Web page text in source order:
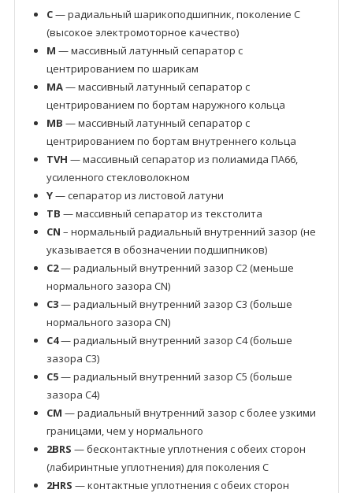
C— радиальный шарикоподшипник, поколение C
(высокое электромоторное качество)
M — массивный латунный сепаратор с
центрированием по шарикам
MA— массивный латунный сепаратор с
центрированием по бортам наружного кольца
MB — массивный латунный сепаратор с
центрированием по бортам внутреннего кольца
TVH — массивный сепаратор из полиамида ПА66,
усиленного стекловолокном
Y— сепаратор из листовой латуни
TB — массивный сепаратор из текстолита
CN – нормальный радиальный внутренний зазор (не
указывается в обозначении подшипников)
C2— радиальный внутренний зазор C2 (меньше
нормального зазора CN)
C3— радиальный внутренний зазор C3 (больше
нормального зазора CN)
C4— радиальный внутренний зазор C4 (больше
зазора C3)
C5— радиальный внутренний зазор C5 (больше
зазора C4)
CM — радиальный внутренний зазор с более узкими
границами, чем у нормального
2BRS — бесконтактные уплотнения с обеих сторон
(лабиринтные уплотнения) для поколения C
2HRS — контактные уплотнения с обеих сторон